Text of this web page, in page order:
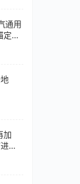
通用
定确
加
入